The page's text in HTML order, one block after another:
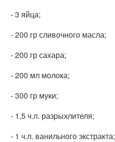
- 3 яйца;
- 200 гр сливочного масла;
- 200 гр сахара;
- 200 мл молока;
- 300 гр муки;
- 1,5 ч.л. разрыхлителя;
- 1 ч.л. ванильного экстракта;